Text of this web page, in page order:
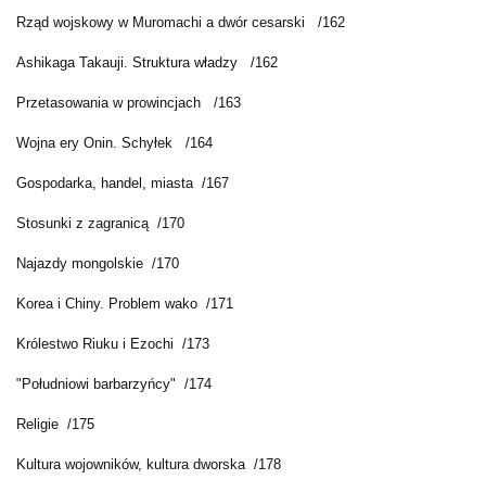
Rząd wojskowy w Muromachi a dwór cesarski /162
Ashikaga Takauji. Struktura władzy /162
Przetasowania w prowincjach /163
Wojna ery Onin. Schyłek /164
Gospodarka, handel, miasta /167
Stosunki z zagranicą /170
Najazdy mongolskie /170
Korea i Chiny. Problem wako /171
Królestwo Riuku i Ezochi /173
"Południowi barbarzyńcy" /174
Religie /175
Kultura wojowników, kultura dworska /178